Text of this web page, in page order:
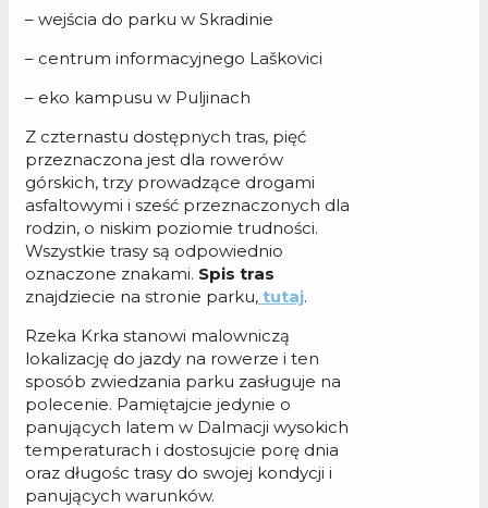
– wejścia do parku w Skradinie
– centrum informacyjnego Laškovici
– eko kampusu w Puljinach
Z czternastu dostępnych tras, pięć
przeznaczona jest dla rowerów
górskich, trzy prowadzące drogami
asfaltowymi i sześć przeznaczonych dla
rodzin, o niskim poziomie trudności.
Wszystkie trasy są odpowiednio
oznaczone znakami. Spis tras
znajdziecie na stronie parku, tutaj.
Rzeka Krka stanowi malowniczą
lokalizację do jazdy na rowerze i ten
sposób zwiedzania parku zasługuje na
polecenie. Pamiętajcie jedynie o
panujących latem w Dalmacji wysokich
temperaturach i dostosujcie porę dnia
oraz długośc trasy do swojej kondycji i
panujących warunków.